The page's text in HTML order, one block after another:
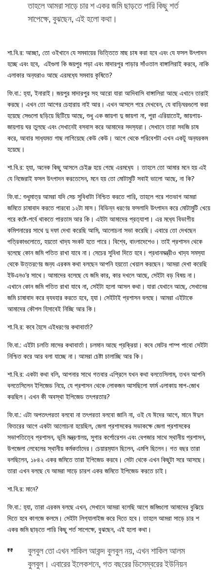
তাহলে আমরা সাড়ে চার শ একর জমি ছাড়তে পারি কিছু শর্ত
সাপেক্ষে, বুঝছেন, এই হলো কথা।
শা.বি.র: আচ্ছা, তো ওইখানে যে সমবায়ের ভিত্তিতে মাছ চাষ করা হবে এবং যে ফসল উৎপাদন
হচ্ছে এবং হবে, এইগুলা কি জয়পুর পড়া এবং মাদারপুর পাড়ার সাঁওতাল বাঙ্গালিরাই করবে, নাকি
এলাকার অন‍্যরাও আছে এরমধ‍্যে সমবায় কৃষিতে?
ফি.বা.: হ‍্যা, ইনারাই। জয়পুর মাদারপুর সহ আরো যারা আদিবাসি বাঙ্গালিরা আছে এখানে তারাই
করছে। এখন তো আগের চেহারায় নাই আর। এখন আসলে পরে দেখবেন, যে বাড়িঘরগুলো করা
হয়েছে সেগুলো ছড়িয়ে ছিটিয়ে আছে, শুধু এক জায়গা দু জায়গা না, পুরা এরিয়াতেই, জায়গায়-
জায়গায় ঘর তুলছে এবং সেখানেই বসবাস করে আমাদের সদস‍্যরা। সেখানে তারা সবজি চাষ
করে, আবার সাধ‍্যমত গাছ লাগিয়েছে কেউ কেউ। আগে থেকে পরিবেশটা এখন একটু অন‍্যরকম
হয়েছে।
শা.বি.র: হ‍্যা, অনেক কিছু আসলে চেইঞ্জ হয়ে গেছে এরমধ‍্যে । তাহলে তো আমার মনে হয় এই
যে নিজেরাই ফসল উৎপাদন করতেসেন, মনে হয় তো মোটামুটি সবাই ভালো আছে, না কি?
ফি.বা.: শুধুমাত্র আমরা যদি সেচ সুবিধাটা নিশ্চিত করতে পারি, তাহলে পরে শতভাগ আমরা
জমিতে চাষাবাদ করতে পারবো ১২টা মাস। বিভিন্ন ধরণের ফসলাদি উৎপাদন করে মোটামুটি খেয়ে
পরে কষ্টে-পর্বে থাকতে পারতাম আর কি। এইটা আমাদের প্রত‍্যাশা। এর মধ‍্যে বিভাগীয়
কমিশনারের সাথে দু দফা দেখা করেছি আমি, আলোচনা সভা করেছি। এবারে তো দেখছেন
পত্রিকাগুলোতে, হয়তো খাদ‍্য সংকট হতে পারে। বিশ্বে, বাংলাদেশেও। তাই প্রশাসন থেকে
বলেছে কোন জমি পতিত রাখা যাবে না। সেচের সুবিধা দিতে হবে। প্রধানমন্ত্রীও খাদ‍্য সমস‍্যা
থেকে উত্তরণের জন‍্য এরকম কথা বলছেন আপনি হয়তো খেয়াল করছেন। আমরা দেখা করেছি
ইউএনও’র সাথে। আমাদের বলেছে যে জমি কার, কার দখলে আছে, সেইটা বড় বিষয় না।
এখানে কোন জমি পতিত রাখা যাবে না, সেইটা হলো আসল কথা। যারা যেখানে আছে, সেখানের
জমি চাষাবাদ করে ব‍্যবহার করতে হবে, হ‍্যা। সেইটাই প্রশাসন বলছে। আমরা এইটাকে
আমাদের কৌশল হিসাবেই নিচ্ছি আর কি।
শা.বি.র: কবে হৈসে এইধরণের কথাবার্তা?
ফি.বা.: এইটা চলতি মাসের কথাবার্তা। চলমান আছে প্রক্রিয়া। কবে মোটর পাম্প পাবো সেইটা
নিশ্চিত করে আর বলা যাচ্ছে না। আমরা চেষ্টা চালাচ্ছি আর কি।
শা.বি.র: একটা কথা বলি, আপনার সাথে গতবার এপ্রিলে যখন কথা বলতেসিলাম, তখন আপনি
বলতেসিলেন ইপিজেড নিয়ে, যে প্রশাসন থেকে লোকজন আসছিলো ফার্ম এলাকায় মাপ-জোখ
করছিল। এখন কী অবস্থা ইপিজেড তৎপরতার?
ফি.বা.: এটা অপতৎপরতা বলবো না তৎপরতা বলবো জানি না, ওই যে ঈদের আগে, মানে ঈদুল
ফিতরের আগে একটা আলোচনা হয়েছিল, জেলা প্রশাসকের সভাকক্ষে জেলা প্রশাসকের
সভাপতিত্বে প্রশাসন, ভূমি মন্ত্রণালয়, সুগার কর্পোরেশন এবং বেপজার সাথে স্থানীয় প্রশাসন,
উপজেলা লেবেলের স্থানীয় কর্মকর্তাদের। চেয়ারম‍্যান ছিলেন, এমপি ছিলেন। গত বছর তারা
বলছিলেন, ১৮৪২ একর জমিতে তারা ইপিজেড করবে। সেটা থেকে এখন কিছুটা সরে আসছে।
তারা এখন বলছে যে আমরা সাড়ে চারশ একর জমিতে ইপিজেড করতে চাই।
শা.বি.র: মানে?
ফি.বা.: হ‍্যা, তারা এরকম বলছে এখন, সেখানে আমরা বলেছি আগে জমিগুলো আমাদের বুঝিয়ে
দিতে হবে কাগজে কলমে। সেইটা লিগ‍্যালাইজ করে দিতে হবে। তাহলে আমরা সাড়ে চার শ
একর জমি ছাড়তে পারি কিছু শর্ত সাপেক্ষে, বুঝছেন, এই হলো কথা।
বুলবুল তো এখন শাকিল আকন্দ বুলবুল নয়, এখন শাকিল আলম
বুলবুল। এবারের ইলেকশনে, গত বছরের ডিসেম্বরের ইউনিয়ন